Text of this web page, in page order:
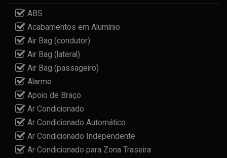
ABS
Acabamentos em Alumínio
Air Bag (condutor)
Air Bag (lateral)
Air Bag (passageiro)
Alarme
Apoio de Braço
Ar Condicionado
Ar Condicionado Automático
Ar Condicionado Independente
Ar Condicionado para Zona Traseira